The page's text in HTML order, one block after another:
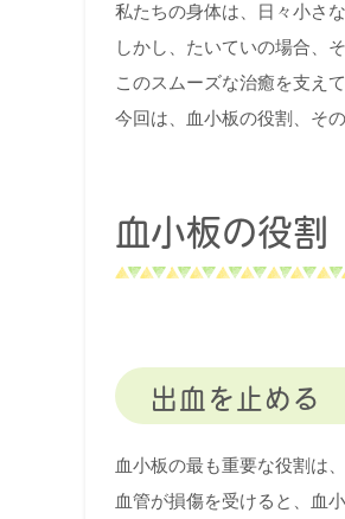
私たちの身体は、日々小さ
しかし、たいていの場合、
このスムーズな治癒を支え
今回は、血小板の役割、そ
血小板の役割
出血を止める
血小板の最も重要な役割は
血管が損傷を受けると、血